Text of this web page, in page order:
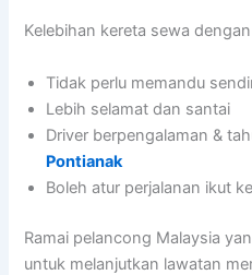
Kelebihan kereta sewa
Tidak perlu memandu
Lebih selamat dan santai
Driver berpengalaman &
Pontianak
Boleh atur perjalanan ikut
Ramai pelancong Malaysia
untuk melanjutkan lawatan